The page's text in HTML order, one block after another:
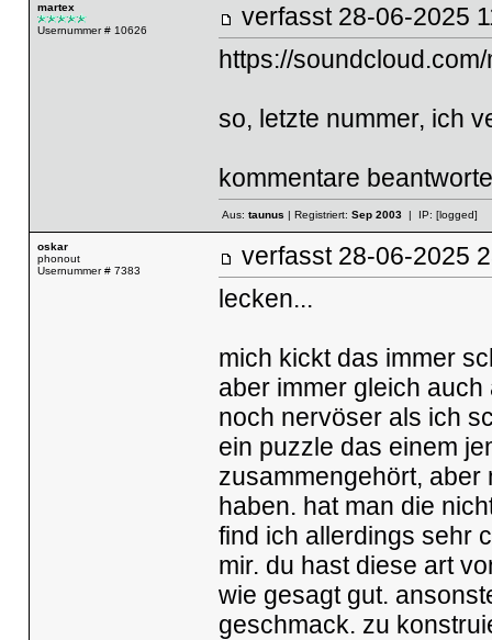
martex
Usernummer # 10626
verfasst 28-06-
https://
so, letzte nummer, ich
kommentare
Aus: taunus | Registriert: Sep 2003| IP: [logged]
oskar
phonout
Usernummer # 7383
verfasst 28-06-
lecken...
mich kickt das immer
aber immer gleich
noch nervöser als ich
ein puzzle das einem
zusammengehört,
haben. hat man die
find ich allerdings sehr
mir. du hast diese art
wie gesagt gut.
geschmack. zu